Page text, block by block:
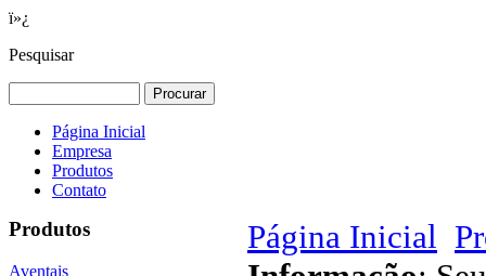
ï»¿
Pesquisar
Página Inicial
Empresa
Produtos
Contato
Produtos
Aventais
Página Inicial